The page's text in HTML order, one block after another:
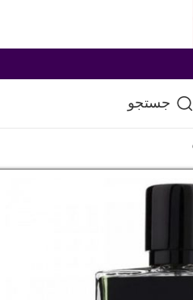
جستجو